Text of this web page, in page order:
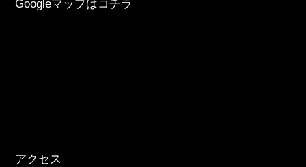
Googleマップはコチラ
アクセス